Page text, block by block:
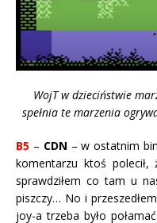
WojT w dzieciństwie
spełnia te marzenia
B5 – CDN – w ostatnim
komentarzu ktoś
sprawdziłem co tam u
piszczy… No i
joy-a trzeba było